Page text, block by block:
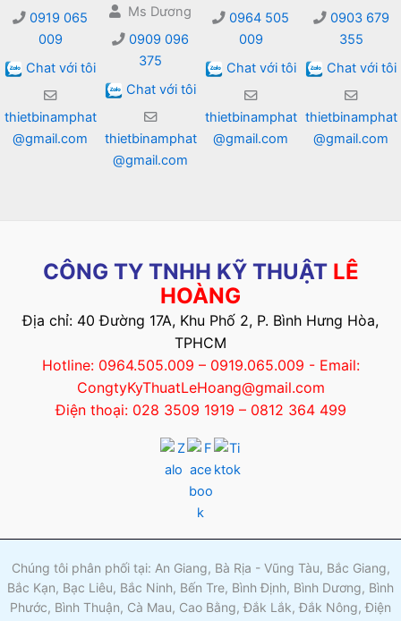
0919 065
009
Chat với tôi
thietbinamphat
@gmail.com
Ms Dương
0909 096
375
Chat với tôi
thietbinamphat
@gmail.com
0964 505
009
Chat với tôi
thietbinamphat
@gmail.com
0903 679
355
Chat với tôi
thietbinamphat
@gmail.com
CÔNG TY TNHH KỸ THUẬT LÊ
HOÀNG
Địa chỉ: 40 Đường 17A, Khu Phố 2, P. Bình Hưng Hòa,
TPHCM
Hotline: 0964.505.009 – 0919.065.009 - Email:
CongtyKyThuatLeHoang@gmail.com
Điện thoại: 028 3509 1919 – 0812 364 499
Chúng tôi phân phối tại: An Giang, Bà Rịa - Vũng Tàu, Bắc Giang,
Bắc Kạn, Bạc Liêu, Bắc Ninh, Bến Tre, Bình Định, Bình Dương, Bình
Phước, Bình Thuận, Cà Mau, Cao Bằng, Đắk Lắk, Đắk Nông, Điện